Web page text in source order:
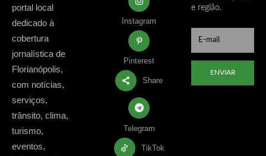
portal local
dedicado à
cobertura
jornalística de
Florianópolis,
com notícias,
serviços,
trânsito, clima,
turismo,
eventos,
Instagram
Pinterest
Share
Telegram
TikTok
e região.
ENVIAR